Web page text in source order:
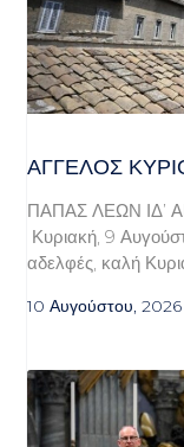
ΆΓΓΕΛΟΣ
ΠΑΠΑΣ ΛΕΩΝ ΙΔ’
Κυριακή, 9
αδελφές, καλή
10 Αυγούστου, 2026